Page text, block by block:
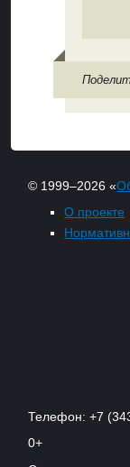
© 1999–2026 «
О проекте
Телефон: +7
0+